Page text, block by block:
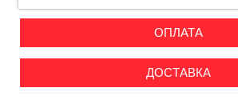
ОПЛАТА
ДОСТАВКА